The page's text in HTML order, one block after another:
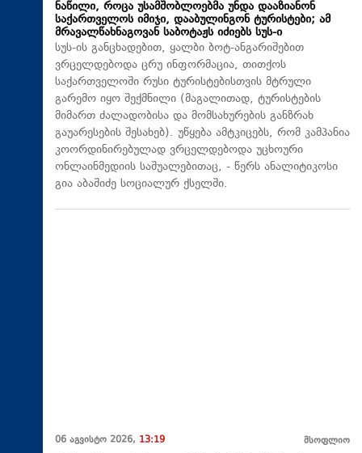
ნაწილი, როცა უსამშობლოებმა უნდა დააზიანონ
საქართველოს იმიჯი, დააბულინგონ ტურისტები; ამ
მრავალწახნაგოვან საბოტაჟს იძიებს სუს-ი
​სუს-ის განცხადებით, ყალბი ბოტ-ანგარიშებით
ვრცელდებოდა ცრუ ინფორმაცია, თითქოს
საქართველოში რუსი ტურისტებისთვის მტრული
გარემო იყო შექმნილი (მაგალითად, ტურისტების
მიმართ ძალადობისა და მომსახურების განზრახ
გაუარესების შესახებ). უწყება ამტკიცებს, რომ კამპანია
კოორდინირებულად ვრცელდებოდა უცხოური
ონლაინმედიის საშუალებითაც, - წერს ანალიტიკოსი
გია აბაშიძე სოციალურ ქსელში.
06 აგვისტო 2026, 13:19 მსოფლიო